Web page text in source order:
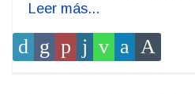
Leer más...